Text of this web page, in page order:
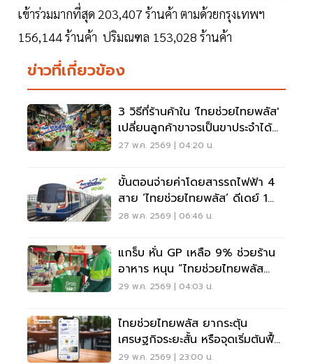
เข้าร่วมมากที่สุด 203,407 ร้านค้า ตามด้วยกรุงเทพฯ
156,144 ร้านค้า ปริมณฑล 153,028 ร้านค้า
ข่าวที่เกี่ยวข้อง
3 วิธีที่ร้านค้าใน 'ไทยช่วยไทยพลัส'
เปลี่ยนลูกค้าขาจรเป็นขาประจำได้
จริง
27 พ.ค. 2569 | 04:20 น.
ขั้นตอนจ่ายค่าโดยสารรถไฟฟ้า 4
สาย ‘ไทยช่วยไทยพลัส’ ดีเดย์ 1
มิ.ย.นี้
28 พ.ค. 2569 | 06:46 น.
แกร็บ หั่น GP เหลือ 9% ช่วยร้าน
อาหาร หนุน “ไทยช่วยไทยพลัส
60/40”
29 พ.ค. 2569 | 04:03 น.
ไทยช่วยไทยพลัส ยากระตุ้น
เศรษฐกิจระยะสั้น หรือจุดเริ่มต้นฟื้น
ความเชื่อมั่น
29 พ.ค. 2569 | 23:00 น.